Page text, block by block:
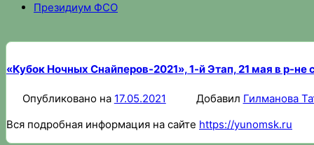
Президиум ФСО
«Кубок Ночных Снайперов-2021», 1-й Этап, 21 мая в р-не
Опубликовано на 17.05.2021 Добавил Гилманова
Вся подробная информация на сайте https://yunomsk.ru